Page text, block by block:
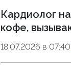
Кардиолог
кофе,
18.07.2026 в 07:40